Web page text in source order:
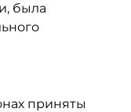
была
приняты